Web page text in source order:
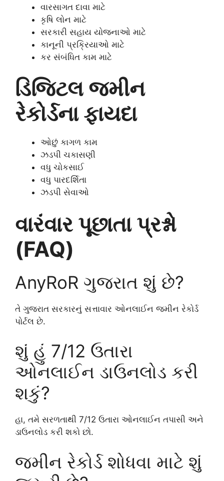
વારસાગત દાવા માટે
કૃષિ લોન માટે
સરકારી સહાય યોજનાઓ માટે
કાનૂની પ્રક્રિયાઓ માટે
કર સંબંધિત કામ માટે
ડિજિટલ જમીન
રેકોર્ડના ફાયદા
ઓછું કાગળ કામ
ઝડપી ચકાસણી
વધુ ચોકસાઈ
વધુ પારદર્શિતા
ઝડપી સેવાઓ
વારંવાર પૂછાતા પ્રશ્નો
(FAQ)
AnyRoR ગુજરાત શું છે?
તે ગુજરાત સરકારનું સત્તાવાર ઓનલાઈન જમીન રેકોર્ડ
પોર્ટલ છે.
શું હું 7/12 ઉતારા
ઓનલાઈન ડાઉનલોડ કરી
શકું?
હા, તમે સરળતાથી 7/12 ઉતારા ઓનલાઈન તપાસી અને
ડાઉનલોડ કરી શકો છો.
જમીન રેકોર્ડ શોધવા માટે શું